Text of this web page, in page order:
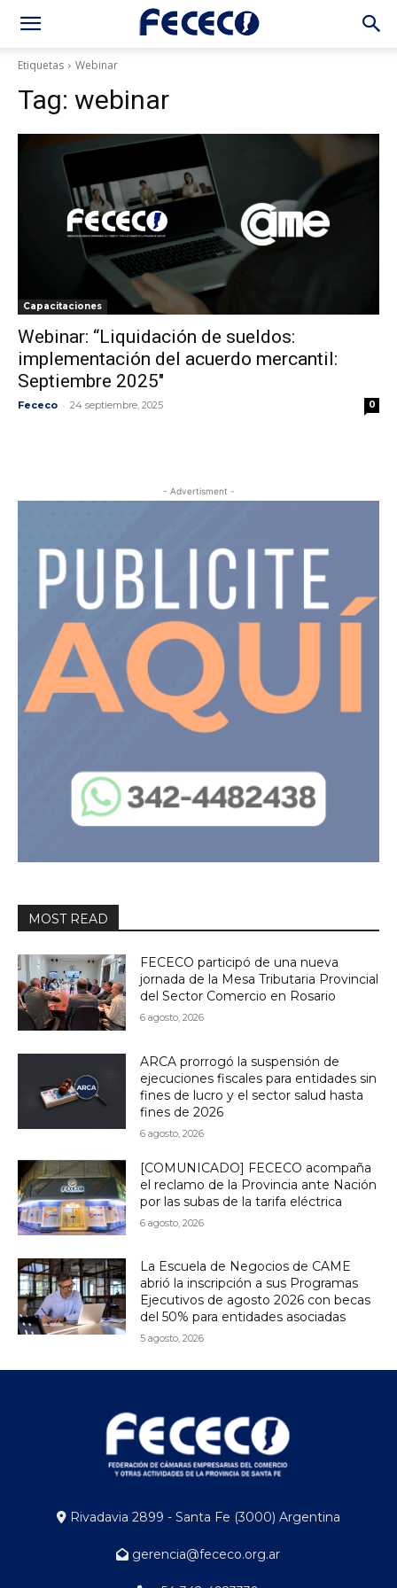
Etiquetas Webinar
Tag: webinar
Capacitaciones
Webinar: “Liquidación de sueldos:
implementación del acuerdo mercantil:
Septiembre 2025″
Fececo - 24 septiembre, 2025 0
- Advertisment -
MOST READ
FECECO participó de una nueva
jornada de la Mesa Tributaria Provincial
del Sector Comercio en Rosario
6 agosto, 2026
ARCA prorrogó la suspensión de
ejecuciones fiscales para entidades sin
fines de lucro y el sector salud hasta
fines de 2026
6 agosto, 2026
[COMUNICADO] FECECO acompaña
el reclamo de la Provincia ante Nación
por las subas de la tarifa eléctrica
6 agosto, 2026
La Escuela de Negocios de CAME
abrió la inscripción a sus Programas
Ejecutivos de agosto 2026 con becas
del 50% para entidades asociadas
5 agosto, 2026
Rivadavia 2899 - Santa Fe (3000) Argentina
gerencia@fececo.org.ar